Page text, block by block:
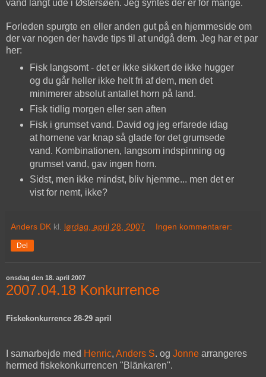
vand langt ude i Østersøen. Jeg syntes der er for mange.
Forleden spurgte en eller anden gut på en hjemmeside om
der var nogen der havde tips til at undgå dem. Jeg har et par
her:
Fisk langsomt - det er ikke sikkert de ikke hugger
og du går heller ikke helt fri af dem, men det
minimerer absolut antallet horn på land.
Fisk tidlig morgen eller sen aften
Fisk i grumset vand. David og jeg erfarede idag
at hornene var knap så glade for det grumsede
vand. Kombinationen, langsom indspinning og
grumset vand, gav ingen horn.
Sidst, men ikke mindst, bliv hjemme... men det er
vist for nemt, ikke?
Anders DK kl. lørdag, april 28, 2007 Ingen kommentarer:
Del
onsdag den 18. april 2007
2007.04.18 Konkurrence
Fiskekonkurrence 28-29 april
I samarbejde med Henric, Anders S. og Jonne arrangeres
hermed fiskekonkurrencen "Blänkaren".